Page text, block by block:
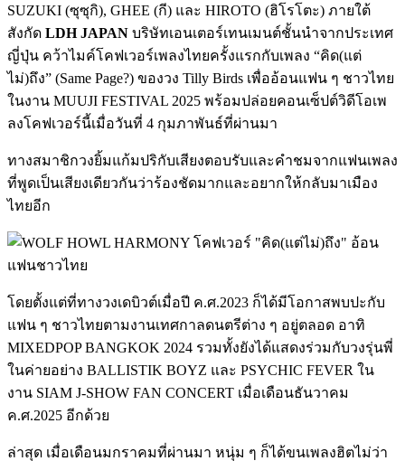
SUZUKI (ซุซุกิ), GHEE (กี) และ HIROTO (ฮิโรโตะ) ภายใต้
สังกัด LDH JAPAN บริษัทเอนเตอร์เทนเมนต์ชั้นนำจากประเทศ
ญี่ปุ่น คว้าไมค์โคฟเวอร์เพลงไทยครั้งแรกกับเพลง “คิด(แต่
ไม่)ถึง” (Same Page?) ของวง Tilly Birds เพื่ออ้อนแฟน ๆ ชาวไทย
ในงาน MUUJI FESTIVAL 2025 พร้อมปล่อยคอนเซ็ปต์วิดีโอเพ
ลงโคฟเวอร์นี้เมื่อวันที่ 4 กุมภาพันธ์ที่ผ่านมา
ทางสมาชิกวงยิ้มแก้มปริกับเสียงตอบรับและคำชมจากแฟนเพลง
ที่พูดเป็นเสียงเดียวกันว่าร้องชัดมากและอยากให้กลับมาเมือง
ไทยอีก
โดยตั้งแต่ที่ทางวงเดบิวต์เมื่อปี ค.ศ.2023 ก็ได้มีโอกาสพบปะกับ
แฟน ๆ ชาวไทยตามงานเทศกาลดนตรีต่าง ๆ อยู่ตลอด อาทิ
MIXEDPOP BANGKOK 2024 รวมทั้งยังได้แสดงร่วมกับวงรุ่นพี่
ในค่ายอย่าง BALLISTIK BOYZ และ PSYCHIC FEVER ใน
งาน SIAM J-SHOW FAN CONCERT เมื่อเดือนธันวาคม
ค.ศ.2025 อีกด้วย
ล่าสุด เมื่อเดือนมกราคมที่ผ่านมา หนุ่ม ๆ ก็ได้ขนเพลงฮิตไม่ว่า